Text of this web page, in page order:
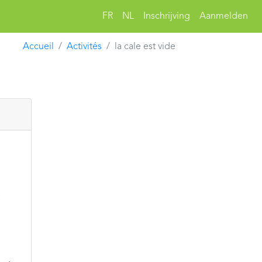
FR NL Inschrijving Aanmelden
Accueil Activités la cale est vide